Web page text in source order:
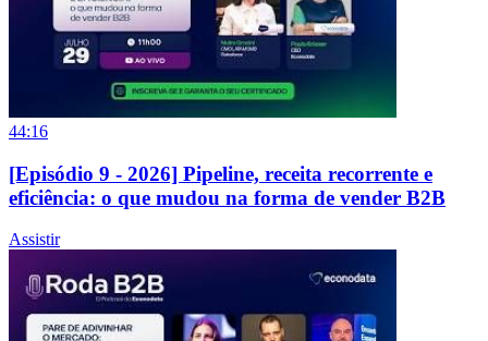
44:16
[Episódio 9 - 2026] Pipeline, receita recorrente e
eficiência: o que mudou na forma de vender B2B
Assistir